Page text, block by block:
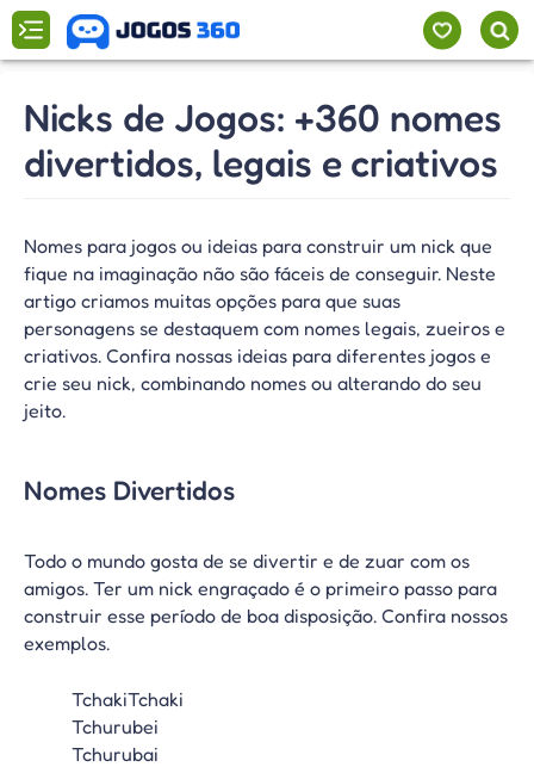
Nicks de Jogos: +360 nomes
divertidos, legais e criativos
Nomes para jogos ou ideias para construir um nick que
fique na imaginação não são fáceis de conseguir. Neste
artigo criamos muitas opções para que suas
personagens se destaquem com nomes legais, zueiros e
criativos. Confira nossas ideias para diferentes jogos e
crie seu nick, combinando nomes ou alterando do seu
jeito.
Nomes Divertidos
Todo o mundo gosta de se divertir e de zuar com os
amigos. Ter um nick engraçado é o primeiro passo para
construir esse período de boa disposição. Confira nossos
exemplos.
TchakiTchaki
Tchurubei
Tchurubai